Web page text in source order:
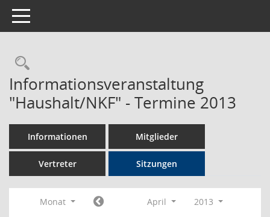
Toggle navigation
Rechercheauswahl
Informationsveranstaltung
"Haushalt/NKF" - Termine 2013
Informationen Mitglieder
Vertreter Sitzungen
Monat April
2013